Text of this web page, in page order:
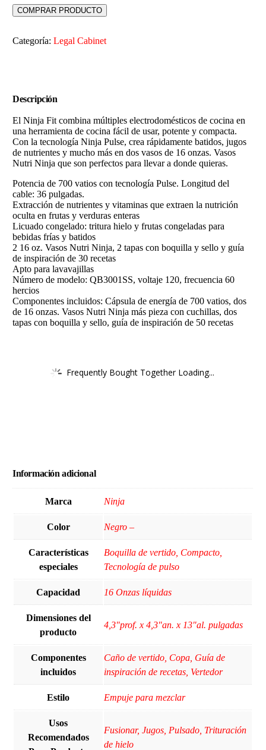
COMPRAR PRODUCTO
Categoría:Legal Cabinet
Descripción
El Ninja Fit combina múltiples electrodomésticos de cocina en
una herramienta de cocina fácil de usar, potente y compacta.
Con la tecnología Ninja Pulse, crea rápidamente batidos, jugos
de nutrientes y mucho más en dos vasos de 16 onzas. Vasos
Nutri Ninja que son perfectos para llevar a donde quieras.
Potencia de 700 vatios con tecnología Pulse. Longitud del
cable: 36 pulgadas.
Extracción de nutrientes y vitaminas que extraen la nutrición
oculta en frutas y verduras enteras
Licuado congelado: tritura hielo y frutas congeladas para
bebidas frías y batidos
2 16 oz. Vasos Nutri Ninja, 2 tapas con boquilla y sello y guía
de inspiración de 30 recetas
Apto para lavavajillas
Número de modelo: QB3001SS, voltaje 120, frecuencia 60
hercios
Componentes incluidos: Cápsula de energía de 700 vatios, dos
de 16 onzas. Vasos Nutri Ninja más pieza con cuchillas, dos
tapas con boquilla y sello, guía de inspiración de 50 recetas
Frequently Bought Together Loading...
Información adicional
Marca Ninja
Color Negro –
Características
especiales
Boquilla de vertido, Compacto,
Tecnología de pulso
Capacidad 16 Onzas líquidas
Dimensiones del
producto
4,3"prof. x 4,3"an. x 13"al. pulgadas
Componentes
incluidos
Caño de vertido, Copa, Guía de
inspiración de recetas, Vertedor
Estilo Empuje para mezclar
Usos
Recomendados
Fusionar, Jugos, Pulsado, Trituración
de hielo